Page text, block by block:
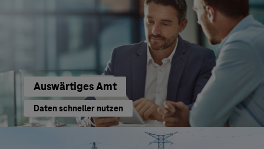
Auswärtiges Amt
Daten schneller nutzen